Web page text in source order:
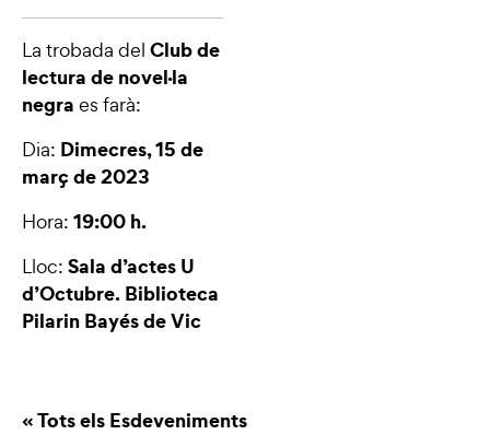
La trobada del Club de
lectura de novel·la
negra es farà:
Dia: Dimecres, 15 de
març de 2023
Hora: 19:00 h.
Lloc: Sala d’actes U
d’Octubre. Biblioteca
Pilarin Bayés de Vic
« Tots els Esdeveniments